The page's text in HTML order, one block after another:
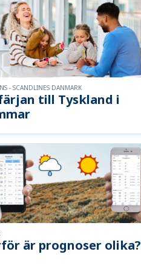
till Tyskland i
- SCANDLINES DANMARK
är prognoser olika?